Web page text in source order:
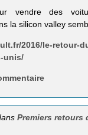
vendre des
la silicon valley
2016/le-retour-
unis/
Premiers retours